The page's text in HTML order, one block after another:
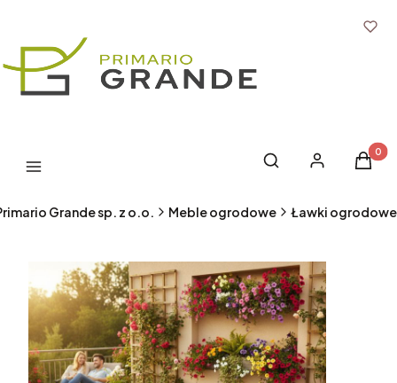
Menu Otwórz
Szukaj Zaloguj sięKoszyk
Grande sp. z o.o. Meble ogrodowe Ławki ogrodowe